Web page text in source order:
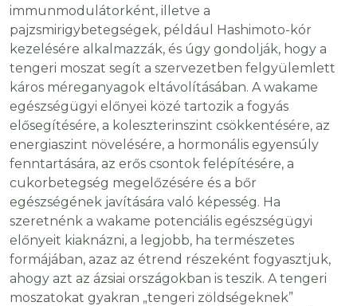
immunmodulátorként, illetve a
pajzsmirigybetegségek, például Hashimoto-kór
kezelésére alkalmazzák, és úgy gondolják, hogy a
tengeri moszat segít a szervezetben felgyülemlett
káros méreganyagok eltávolításában. A wakame
egészségügyi előnyei közé tartozik a fogyás
elősegítésére, a koleszterinszint csökkentésére, az
energiaszint növelésére, a hormonális egyensúly
fenntartására, az erős csontok felépítésére, a
cukorbetegség megelőzésére és a bőr
egészségének javítására való képesség. Ha
szeretnénk a wakame potenciális egészségügyi
előnyeit kiaknázni, a legjobb, ha természetes
formájában, azaz az étrend részeként fogyasztjuk,
ahogy azt az ázsiai országokban is teszik. A tengeri
moszatokat gyakran „tengeri zöldségeknek”